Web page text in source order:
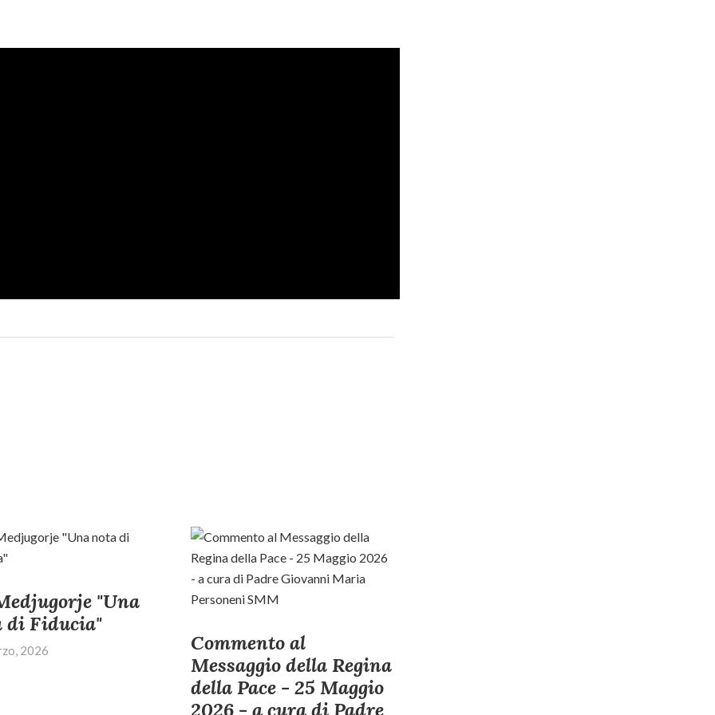
"Una
di Fiducia"
2026
Commento al
Messaggio della Regina
della Pace - 25 Maggio